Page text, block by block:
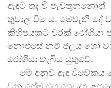
ඇඳට තද වී
තුවාල වීම ය. මෙවැනි දේ
කිහිපයකට වරක් රෝගියා
නොඑසේ නම් ජලය හෝ
රෝගියා තැබිය යුතුවේ.
මේ අනුව ඇඳ විවේකය
වනු සේම එය වෛද්‍ය